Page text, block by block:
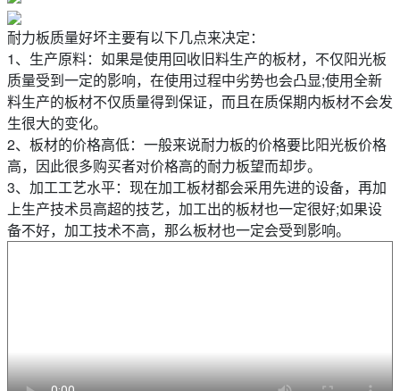
耐力板质量好坏主要有以下几点来决定：
1、生产原料：如果是使用回收旧料生产的板材，不仅阳光板
质量受到一定的影响，在使用过程中劣势也会凸显;使用全新
料生产的板材不仅质量得到保证，而且在质保期内板材不会发
生很大的变化。
2、板材的价格高低：一般来说耐力板的价格要比阳光板价格
高，因此很多购买者对价格高的耐力板望而却步。
3、加工工艺水平：现在加工板材都会采用先进的设备，再加
上生产技术员高超的技艺，加工出的板材也一定很好;如果设
备不好，加工技术不高，那么板材也一定会受到影响。